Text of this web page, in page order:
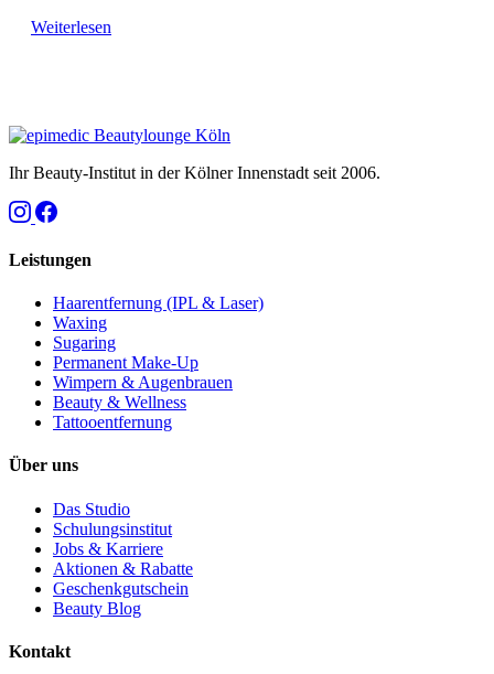
Weiterlesen
Ihr Beauty-Institut in der Kölner Innenstadt seit 2006.
Leistungen
Haarentfernung (IPL & Laser)
Waxing
Sugaring
Permanent Make-Up
Wimpern & Augenbrauen
Beauty & Wellness
Tattooentfernung
Über uns
Das Studio
Schulungsinstitut
Jobs & Karriere
Aktionen & Rabatte
Geschenkgutschein
Beauty Blog
Kontakt